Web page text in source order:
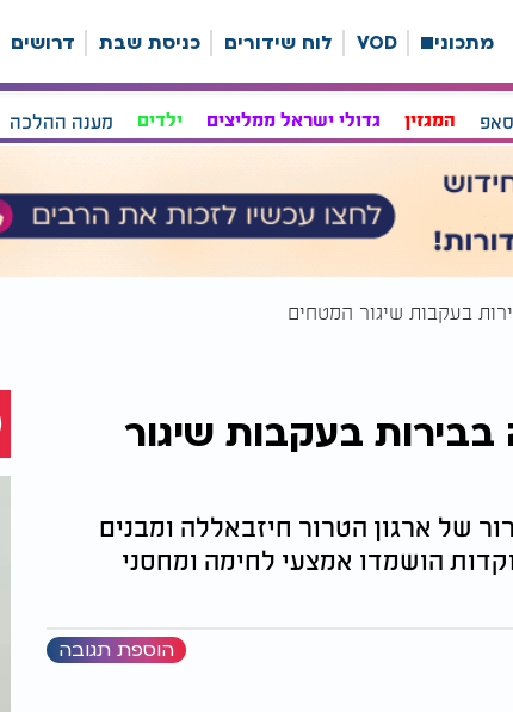
מתכונים VOD לוח שידורים כניסת שבת דרושים
המגזין גדולי ישראל ממליצים ילדים מענה ההלכה
בעקבות שיגור המטחים
בעקבות שיגור
של ארגון הטרור חיזבאללה ומבנים
הושמדו אמצעי לחימה ומחסני
הוספת תגובה